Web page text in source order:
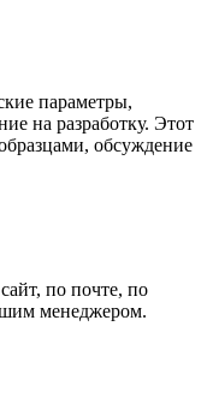
параметры,
на разработку. Этот
обсуждение
по почте, по
менеджером.